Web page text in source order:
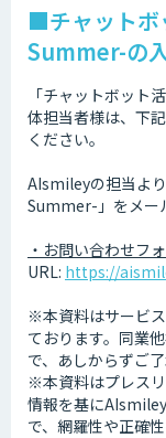
■チャットボ
Summer-の
「チャットボッ
体担当者様は、下
ください。
AIsmileyの担当よ
Summer-」をメー
・お問い合わせフ
URL: https://
※本資料はサービ
ております。同業
で、あしからずご了
※本資料はプレス
情報を基に
で、網羅性や正確